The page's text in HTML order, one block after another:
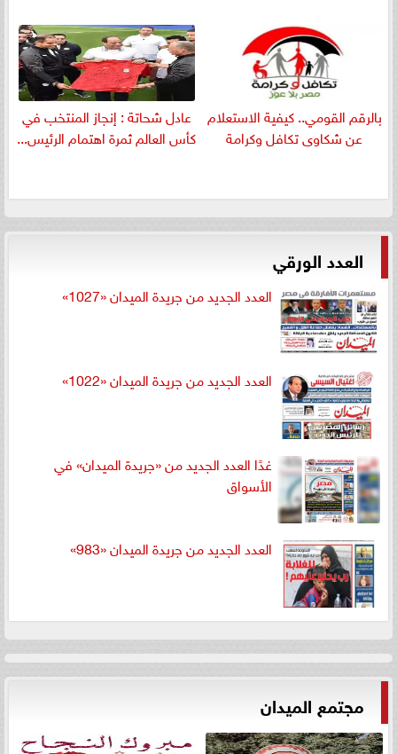
بالرقم القومي.. كيفية الاستعلام
عن شكاوى تكافل وكرامة
عادل شحاتة : إنجاز المنتخب في
كأس العالم ثمرة اهتمام الرئيس...
العدد الورقي
العدد الجديد من جريدة الميدان «1027»
العدد الجديد من جريدة الميدان «1022»
غدًا العدد الجديد من «جريدة الميدان» في
الأسواق
العدد الجديد من جريدة الميدان «983»
مجتمع الميدان